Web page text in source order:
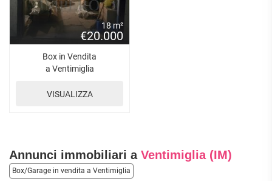
18 m²
€20.000
Box in Vendita
a Ventimiglia
VISUALIZZA
Annunci immobiliari a Ventimiglia (IM)
Box/Garage in vendita a Ventimiglia